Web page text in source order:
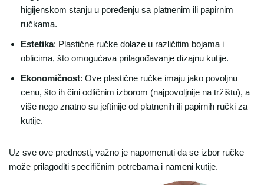
higijenskom stanju u poređenju sa platnenim ili papirnim
ručkama.
Estetika: Plastične ručke dolaze u različitim bojama i
oblicima, što omogućava prilagođavanje dizajnu kutije.
Ekonomičnost: Ove plastične ručke imaju jako povoljnu
cenu, što ih čini odličnim izborom (najpovoljnije na tržištu), a
više nego znatno su jeftinije od platnenih ili papirnih ručki za
kutije.
Uz sve ove prednosti, važno je napomenuti da se izbor ručke
može prilagoditi specifičnim potrebama i nameni kutije.